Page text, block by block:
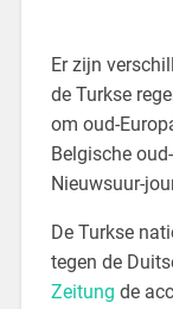
Er zijn
de Turkse
om oud-
Belgische
Nieuwsuur-
De Turkse
tegen de
Zeitung de